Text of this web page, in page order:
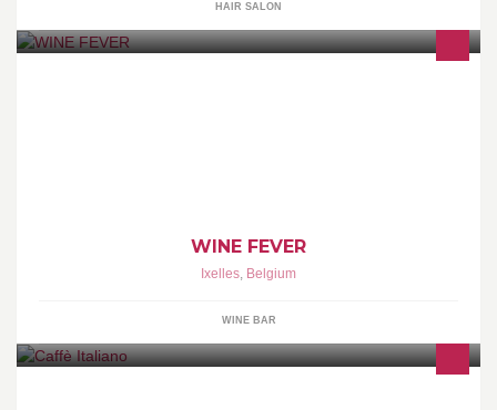
HAIR SALON
WINE FEVER
Ixelles, Belgium
WINE BAR